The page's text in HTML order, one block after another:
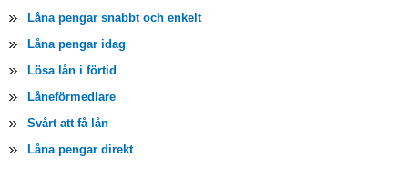
Låna pengar snabbt och enkelt
Låna pengar idag
Lösa lån i förtid
Låneförmedlare
Svårt att få lån
Låna pengar direkt